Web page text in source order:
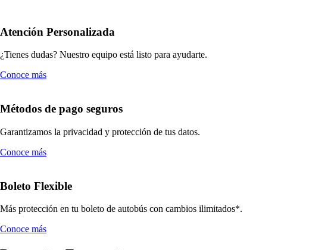
Atención Personalizada
¿Tienes dudas? Nuestro equipo está listo para ayudarte.
Conoce más
Métodos de pago seguros
Garantizamos la privacidad y protección de tus datos.
Conoce más
Boleto Flexible
Más protección en tu boleto de autobús con cambios ilimitados*.
Conoce más